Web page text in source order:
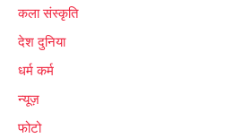
कला संस्कृति
देश दुनिया
धर्म कर्म
न्यूज़
फोटो